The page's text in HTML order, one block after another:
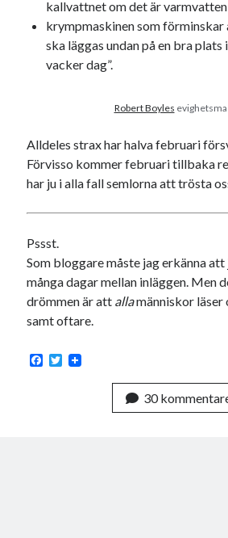
kallvattnet om det är varmvatten
krympmaskinen som förminskar
ska läggas undan på en bra plats
vacker dag”.
Robert Boyles
Alldeles strax har halva februari
Förvisso kommer februari tillbaka
har ju i alla fall semlorna att trösta
Pssst.
Som bloggare måste jag erkänna
många dagar mellan inläggen. Men
drömmen är att allamänniskor läser
samt oftare.
F
T
30